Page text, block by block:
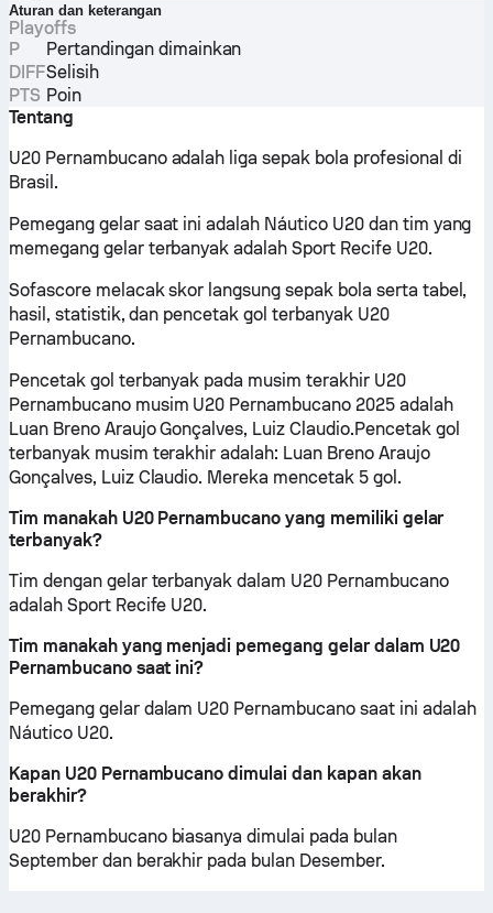
Aturan dan keterangan
Playoffs
P
Pertandingan dimainkan
DIFFSelisih
PTS Poin
Tentang
U20 Pernambucano adalah liga sepak bola profesional di
Brasil.
Pemegang gelar saat ini adalah Náutico U20 dan tim yang
memegang gelar terbanyak adalah Sport Recife U20.
Sofascore melacak skor langsung sepak bola serta tabel,
hasil, statistik, dan pencetak gol terbanyak U20
Pernambucano.
Pencetak gol terbanyak pada musim terakhir U20
Pernambucano musim U20 Pernambucano 2025 adalah
Luan Breno Araujo Gonçalves, Luiz Claudio.Pencetak gol
terbanyak musim terakhir adalah: Luan Breno Araujo
Gonçalves, Luiz Claudio. Mereka mencetak 5 gol.
Tim manakah U20 Pernambucano yang memiliki gelar
terbanyak?
Tim dengan gelar terbanyak dalam U20 Pernambucano
adalah Sport Recife U20.
Tim manakah yang menjadi pemegang gelar dalam U20
Pernambucano saat ini?
Pemegang gelar dalam U20 Pernambucano saat ini adalah
Náutico U20.
Kapan U20 Pernambucano dimulai dan kapan akan
berakhir?
U20 Pernambucano biasanya dimulai pada bulan
September dan berakhir pada bulan Desember.